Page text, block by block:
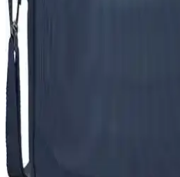
Lenovo Dizüstü Bilgisayar
ve Şık Tasarımlarla
Lenovo dizüstü bilgisayar sırt çantaları,
dayanıklı malzeme ve geniş saklama
ve şık taşıma imkanı sunar.
Monster Bilgisayar Çantası
Edilmesi Gerekenler ve
Dayanıklı, fonksiyonel ve estetik
bilgisayar ve aksesuarlarınızı korur,
yansıtır.